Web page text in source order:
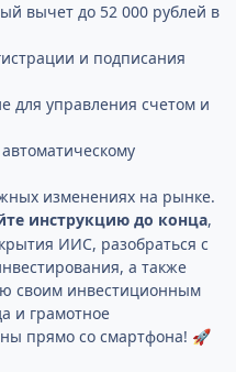
вычет до 52 000 рублей в
и подписания
для управления счетом и
изменениях на рынке.
инструкцию до конца,
ИИС, разобраться с
а также
своим инвестиционным
и грамотное
прямо со смартфона! 🚀